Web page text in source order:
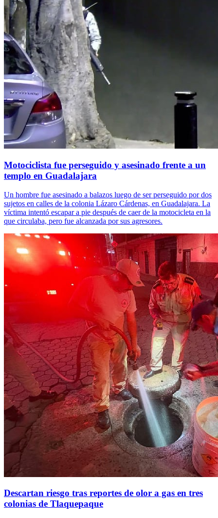
Motociclista fue perseguido y asesinado frente a un
templo en Guadalajara
Un hombre fue asesinado a balazos luego de ser perseguido por dos
sujetos en calles de la colonia Lázaro Cárdenas, en Guadalajara. La
víctima intentó escapar a pie después de caer de la motocicleta en la
que circulaba, pero fue alcanzada por sus agresores.
Descartan riesgo tras reportes de olor a gas en tres
colonias de Tlaquepaque